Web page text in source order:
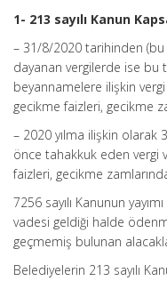
1- 213 sayılı Kanun
– 31/8/2020 tarihinden
dayanan vergilerde ise bu
beyannamelere ilişkin
gecikme faizleri, gecikme
– 2020 yılma ilişkin
önce tahakkuk eden vergi
faizleri, gecikme
7256 sayılı Kanunun
vadesi geldiği halde
geçmemiş bulunan
Belediyelerin 213 sayılı